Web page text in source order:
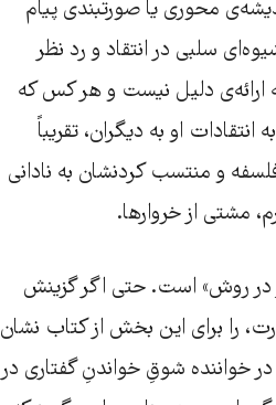
محوری یا صورتبندی پیام
سلبی در انتقاد و رد نظر
ارائه‌ی دلیل نیست و هر کس که
او به دیگران، تقریباً
و منتسب کردنشان به نادانی
مشتی از خروارها.
در روش» است. حتی اگر گزینش
را برای این بخش از کتاب نشان
خواننده شوقِ خواندنِ گفتاری در